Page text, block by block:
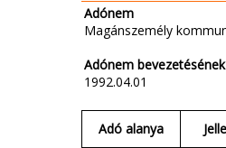
Adónem
Magánszemély
Adónem
1992.04.01
Adó alanya